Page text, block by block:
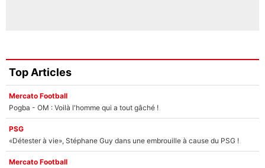
Top Articles
Mercato Football
Pogba - OM : Voilà l'homme qui a tout gâché !
PSG
«Détester à vie», Stéphane Guy dans une embrouille à cause du PSG !
Mercato Football